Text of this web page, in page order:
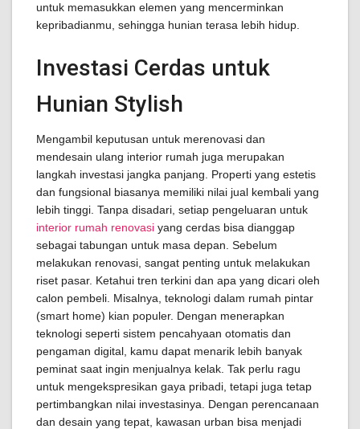
untuk memasukkan elemen yang mencerminkan
kepribadianmu, sehingga hunian terasa lebih hidup.
Investasi Cerdas untuk
Hunian Stylish
Mengambil keputusan untuk merenovasi dan
mendesain ulang interior rumah juga merupakan
langkah investasi jangka panjang. Properti yang estetis
dan fungsional biasanya memiliki nilai jual kembali yang
lebih tinggi. Tanpa disadari, setiap pengeluaran untuk
interior rumah renovasi yang cerdas bisa dianggap
sebagai tabungan untuk masa depan. Sebelum
melakukan renovasi, sangat penting untuk melakukan
riset pasar. Ketahui tren terkini dan apa yang dicari oleh
calon pembeli. Misalnya, teknologi dalam rumah pintar
(smart home) kian populer. Dengan menerapkan
teknologi seperti sistem pencahyaan otomatis dan
pengaman digital, kamu dapat menarik lebih banyak
peminat saat ingin menjualnya kelak. Tak perlu ragu
untuk mengekspresikan gaya pribadi, tetapi juga tetap
pertimbangkan nilai investasinya. Dengan perencanaan
dan desain yang tepat, kawasan urban bisa menjadi